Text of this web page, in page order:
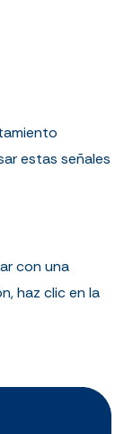
estas señales
con una
haz clic en la